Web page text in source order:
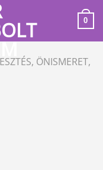
0
ÖNISMERET,